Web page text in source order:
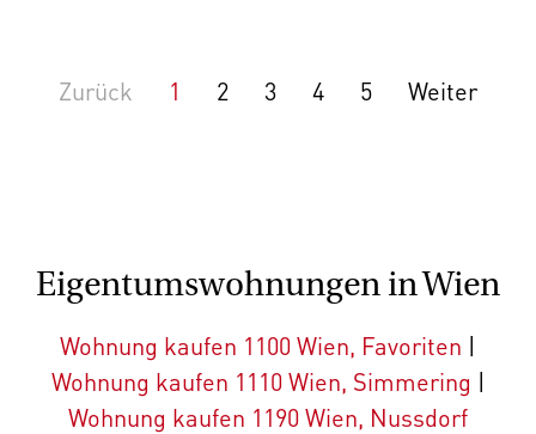
Zurück 1 2 3 4 5 Weiter
Eigentumswohnungen in Wien
Wohnung kaufen 1100 Wien, Favoriten |
Wohnung kaufen 1110 Wien, Simmering |
Wohnung kaufen 1190 Wien, Nussdorf